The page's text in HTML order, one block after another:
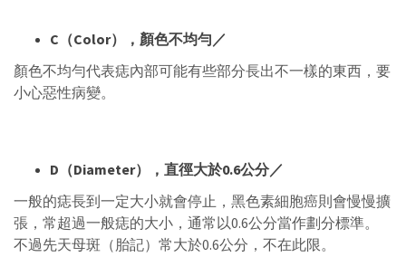
C （Color），顏色不均勻／
顏色不均勻代表痣內部可能有些部分長出不一樣的東西，要
小心惡性病變。
D （Diameter），直徑大於0.6公分／
一般的痣長到一定大小就會停止，黑色素細胞癌則會慢慢擴
張，常超過一般痣的大小，通常以0.6公分當作劃分標準。
不過先天母斑（胎記）常大於0.6公分，不在此限。